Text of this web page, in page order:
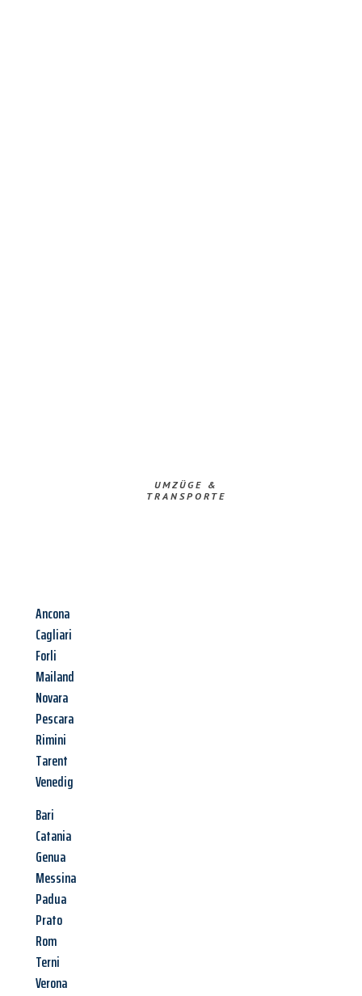
UMZÜGE &
TRANSPORTE
Ancona
Cagliari
Forli
Mailand
Novara
Pescara
Rimini
Tarent
Venedig
Bari
Catania
Genua
Messina
Padua
Prato
Rom
Terni
Verona